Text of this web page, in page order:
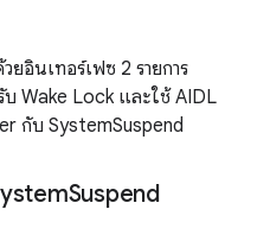
ยอินเทอร์เฟซ 2 รายการ
บ Wake Lock และใช้ AIDL
กับ SystemSuspend
Suspend